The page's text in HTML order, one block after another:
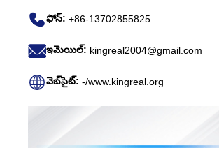
ఫోన్: +86-13702855825
ఇమెయిల్: kingreal2004@gmail.com
వెబ్‌సైట్: -/www.kingreal.org